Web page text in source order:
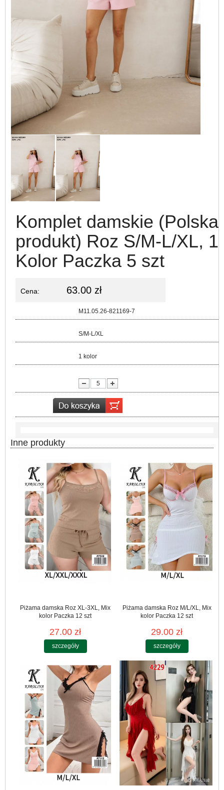
Komplet damskie (Polska
produkt) Roz S/M-L/XL, 1
Kolor Paczka 5 szt
Cena: 63.00 zł
M11.05.26-821169-7
S/M-L/XL
1 kolor
Inne produkty
Piżama damska Roz XL-3XL, Mix
kolor Paczka 12 szt
27.00 zł
szczegóły
Piżama damska Roz M/L/XL, Mix
kolor Paczka 12 szt
29.00 zł
szczegóły